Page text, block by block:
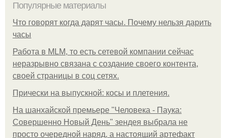
Популярные материалы
Что говорят когда дарят часы. Почему нельзя дарить
часы
Работа в MLM, то есть сетевой компании сейчас
неразрывно связана с создание своего контента,
своей страницы в соц сетях.
Прически на выпускной: косы и плетения.
На шанхайской премьере "Человека - Паука:
Совершенно Новый День" зендея выбрала не
просто очередной наряд, а настоящий артефакт